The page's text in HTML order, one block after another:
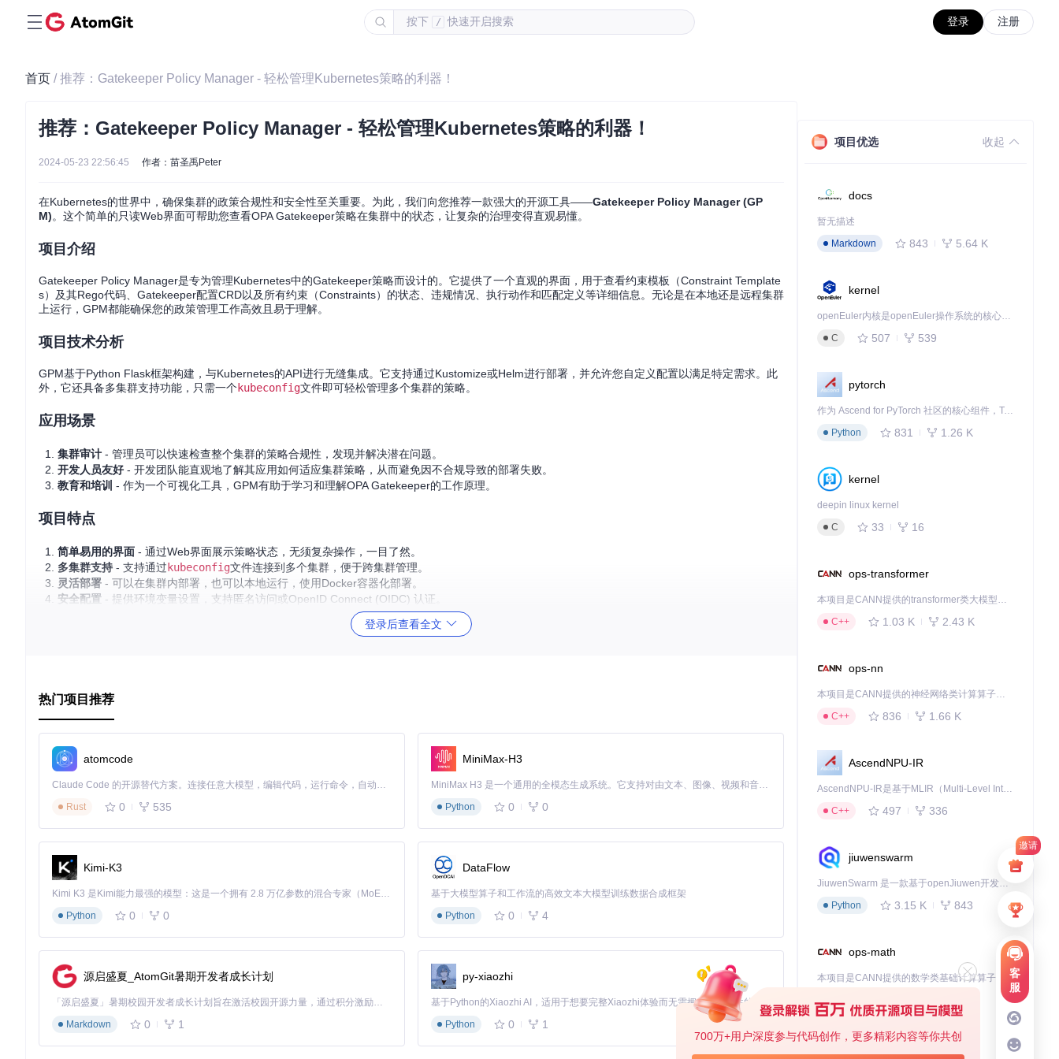
按下 / 快速开启搜索 登录 注册
邀请
客
服
700万+用户深度参与代码创作，更多精彩内容等你共创
首页 / 推荐：Gatekeeper Policy Manager - 轻松管理Kubernetes策略的利器！
推荐：Gatekeeper Policy Manager - 轻松管理Kubernetes策略的利器！
2024-05-23 22:56:45 作者：苗圣禹Peter
在Kubernetes的世界中，确保集群的政策合规性和安全性至关重要。为此，我们向您推荐一款强大的开源工具——Gatekeeper Policy Manager (GP
M)。这个简单的只读Web界面可帮助您查看OPA Gatekeeper策略在集群中的状态，让复杂的治理变得直观易懂。
项目介绍
Gatekeeper Policy Manager是专为管理Kubernetes中的Gatekeeper策略而设计的。它提供了一个直观的界面，用于查看约束模板（Constraint Template
s）及其Rego代码、Gatekeeper配置CRD以及所有约束（Constraints）的状态、违规情况、执行动作和匹配定义等详细信息。无论是在本地还是远程集群
上运行，GPM都能确保您的政策管理工作高效且易于理解。
项目技术分析
GPM基于Python Flask框架构建，与Kubernetes的API进行无缝集成。它支持通过Kustomize或Helm进行部署，并允许您自定义配置以满足特定需求。此
外，它还具备多集群支持功能，只需一个kubeconfig文件即可轻松管理多个集群的策略。
应用场景
集群审计 - 管理员可以快速检查整个集群的策略合规性，发现并解决潜在问题。
开发人员友好 - 开发团队能直观地了解其应用如何适应集群策略，从而避免因不合规导致的部署失败。
教育和培训 - 作为一个可视化工具，GPM有助于学习和理解OPA Gatekeeper的工作原理。
项目特点
简单易用的界面 - 通过Web界面展示策略状态，无须复杂操作，一目了然。
多集群支持 - 支持通过kubeconfig文件连接到多个集群，便于跨集群管理。
灵活部署 - 可以在集群内部署，也可以本地运行，使用Docker容器化部署。
安全配置 - 提供环境变量设置，支持匿名访问或OpenID Connect (OIDC) 认证。
要开始使用GPM，确保您的环境中已部署了Gatekeeper，然后按照项目文档提供的说明进行部署。无论您是想改善当前的策略管理流程，还是希望引入
登录后查看全文
热门项目推荐
atomcode
Claude Code 的开源替代方案。连接任意大模型，编辑代码，运行命令，自动验证 — 全自动执行。用 Rust 构建，极致性能。 ｜ An open-source alternative to Claude Code. Connect any LLM, edit code, run commands, and verify changes — autonomously. Built in Rust for speed. Get Started
Rust
0 535
MiniMax-H3
MiniMax H3 是一个通用的全模态生成系统。它支持对由文本、图像、视频和音频组成的多模态上下文进行统一理解，并能生成分辨率高达 2K、时长可达 15 秒的带原生立体声音频的视频。得益于面向任务泛化的系统设计，H3 在预训练阶段就已具备广泛的多模态上下文理解与生成能力，能够出色地执行复杂的多模态指令。
Python
0 0
Kimi-K3
Kimi K3 是Kimi能力最强的模型：这是一个拥有 2.8 万亿参数的混合专家（MoE）模型，具备原生视觉理解能力，并支持 100 万 token 的上下文窗口。
Python
0 0
DataFlow
基于大模型算子和工作流的高效文本大模型训练数据合成框架
Python
0 4
源启盛夏_AtomGit暑期开发者成长计划
「源启盛夏」暑期校园开发者成长计划旨在激活校园开源力量，通过积分激励、认证扶持、资源倾斜等形式，引导高校组织和开发者完成「入驻 — 建项目 — 做贡献 — 获认证 — 得资源」的完整闭环。无论你是想带领社团入驻平台的组织者，还是希望用代码贡献证明自己的开发者，都能在这里找到属于你的成长路径。
Markdown
0 1
py-xiaozhi
基于Python的Xiaozhi AI，适用于想要完整Xiaozhi体验而无需拥有专用硬件的用户。
Python
0 1
项目优选 收起
docs
暂无描述
Markdown
843 5.64 K
kernel
openEuler内核是openEuler操作系统的核心，既是系统性能与稳定性的基石，也是连接处理器、设备与服务的桥梁。
C
507 539
pytorch
作为 Ascend for PyTorch 社区的核心组件，TorchNPU 是昇腾专为 PyTorch 打造的深度学习适配插件，使 PyTorch 框架能够直接调用昇腾 NPU，为开发者提供昇腾 AI 处理器的超强算力。
Python
831 1.26 K
kernel
deepin linux kernel
C
33 16
ops-transformer
本项目是CANN提供的transformer类大模型算子库，实现网络在NPU上加速计算。
C++
1.03 K 2.43 K
ops-nn
本项目是CANN提供的神经网络类计算算子库，实现网络在NPU上加速计算。
C++
836 1.66 K
AscendNPU-IR
AscendNPU-IR是基于MLIR（Multi-Level Intermediate Representation）构建的，面向昇腾亲和算子编译时使用的中间表示，提供昇腾完备表达能力，通过编译优化提升昇腾AI处理器计算效率，支持通过生态框架使能昇腾AI处理器与深度调优
C++
497 336
jiuwenswarm
JiuwenSwarm 是一款基于openJiuwen开发的智能AI Agent，它能够将大语言模型的强大能力，通过你日常使用的各类通讯应用，直接延伸至你的指尖。
Python
3.15 K 843
ops-math
C++
deveco-code